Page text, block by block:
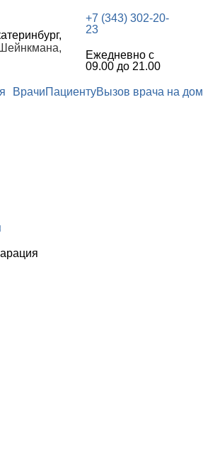
+7 (343) 302-20-
23
Ежедневно с
09.00 до 21.00
ВрачиПациентуВызов врача на дом